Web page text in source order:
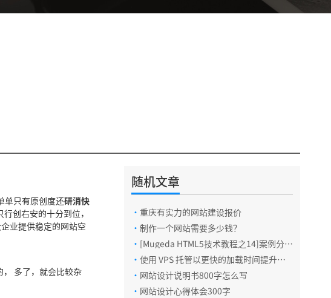
单只有原创度还研消快
行创右安的十分到位，
业提供稳定的网站空
， 多了，就会比较杂
随机文章
· 重庆有实力的网站建设报价
· 制作一个网站需要多少钱？
· [Mugeda HTML5技术教程之14]案例分
析：制作网页游戏
· 使用 VPS 托管以更快的加载时间提升您
的网页设计作品集
· 网站设计说明书800字怎么写
· 网站设计心得体会300字